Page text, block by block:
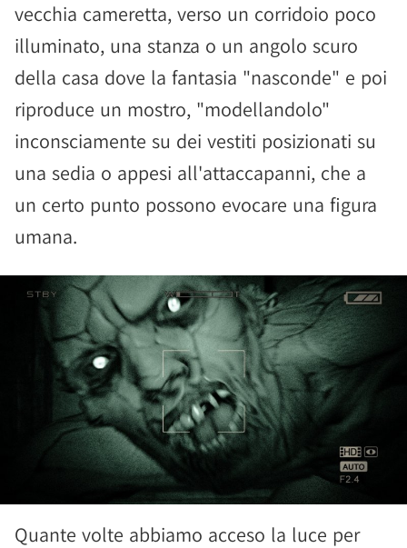
vecchia cameretta, verso un corridoio poco
illuminato, una stanza o un angolo scuro
della casa dove la fantasia "nasconde" e poi
riproduce un mostro, "modellandolo"
inconsciamente su dei vestiti posizionati su
una sedia o appesi all'attaccapanni, che a
un certo punto possono evocare una figura
umana.
Quante volte abbiamo acceso la luce per